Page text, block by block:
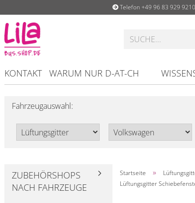
Telefon +49 96 83 929 9210
KONTAKT WARUM NUR D-AT-CH
Fahrzeugauswahl:
Startseite »
Lüftungsgitter
ZUBEHÖRSHOPS
NACH FAHRZEUGE